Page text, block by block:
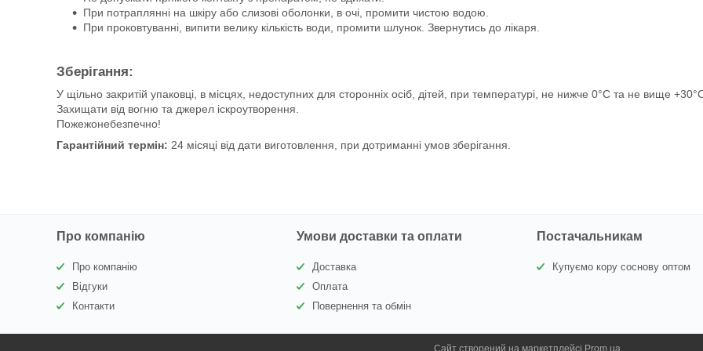
При потраплянні на шкіру або слизові оболонки, в очі, промити чистою водою.
При проковтуванні, випити велику кількість води, промити шлунок. Звернутись до лікаря.
Зберігання:
У щільно закритій упаковці, в місцях, недоступних для сторонніх осіб, дітей, при температурі, не нижче 0°С та не вище
Захищати від вогню та джерел іскроутворення.
Пожежонебезпечно!
Гарантійний термін: 24 місяці від дати виготовлення, при дотриманні умов зберігання.
Про компанію
Про компанію
Відгуки
Контакти
Умови доставки та оплати
Доставка
Оплата
Повернення та обмін
Постачальникам
Купуємо кору соснову оптом
Сайт створений на маркетплейсі Prom.ua